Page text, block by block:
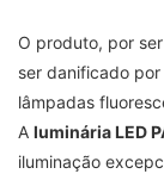
O produto, por
ser danificado
lâmpadas
A luminária LED
iluminação